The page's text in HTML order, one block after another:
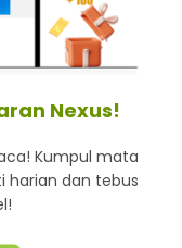
dan sensasi
[197101000523
Nexus!
Kumpul mata
harian dan tebus